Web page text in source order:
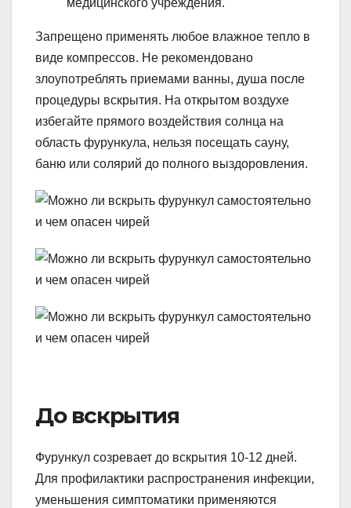
медицинского учреждения.
Запрещено применять любое влажное тепло в
виде компрессов. Не рекомендовано
злоупотреблять приемами ванны, душа после
процедуры вскрытия. На открытом воздухе
избегайте прямого воздействия солнца на
область фурункула, нельзя посещать сауну,
баню или солярий до полного выздоровления.
До вскрытия
Фурункул созревает до вскрытия 10-12 дней.
Для профилактики распространения инфекции,
уменьшения симптоматики применяются